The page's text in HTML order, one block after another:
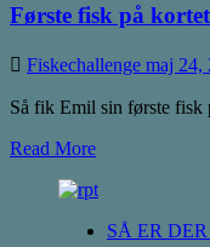
Første fisk på
Fiskechallenge maj 24,
Så fik Emil sin første fisk
Read MoreRead
about
fisk
SÅ ER